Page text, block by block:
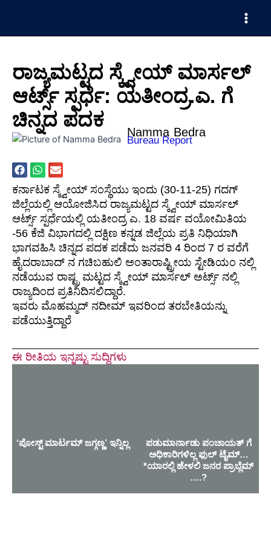
content
Main
ರಾಜ್ಯಮಟ್ಟದ ಸ್ಕ್ವೇಯ್ ಮಾರ್ಸಲ್
ಆರ್ಟ್ಸ್ ಸ್ಪರ್ಧೆ: ಯತೀಂದ್ರ.ಎ. ಗೆ
ಚಿನ್ನದ ಪದಕ
Namma Bedra
Bureau Report
ಕರ್ನಾಟಕ ಸ್ಕ್ವೇಯ್ ಸಂಸ್ಥೆಯು ಇಂದು (30-11-25) ಗದಗ್
ಜಿಲ್ಲೆಯಲ್ಲಿ ಆಯೋಜಿಸಿದ ರಾಜ್ಯಮಟ್ಟದ ಸ್ಕ್ವೇಯ್ ಮಾರ್ಸಲ್
ಆರ್ಟ್ಸ್ ಸ್ಪರ್ಧೆಯಲ್ಲಿ ಯತೀಂದ್ರ ಎ. 18 ವರ್ಷ ವಯೋಮಿತಿಯ
-56 ಕೆಜಿ ವಿಭಾಗದಲ್ಲಿ ದಕ್ಷಿಣ ಕನ್ನಡ ಜಿಲ್ಲೆಯ ಪ್ರತಿ ನಿಧಿಯಾಗಿ
ಭಾಗವಹಿಸಿ ಚಿನ್ನದ ಪದಕ ಪಡೆದು ಜನವರಿ 4 ರಿಂದ 7 ರ ವರೆಗೆ
ಹೈದರಾಬಾದ್ ನ ಗಚಿಬಹುಲಿ ಅಂತಾರಾಷ್ಟ್ರೀಯ ಸ್ಟೇಡಿಯಂ ನಲ್ಲಿ
ನಡೆಯುವ ರಾಷ್ಟ್ರ ಮಟ್ಟದ ಸ್ಕ್ವೇಯ್ ಮಾರ್ಸಲ್ ಅರ್ಟ್ಸ್ ನಲ್ಲಿ
ರಾಜ್ಯದಿಂದ ಪ್ರತಿನಿದಿಸಲಿದ್ದಾರೆ.
ಇವರು ಮೊಹಮ್ಮದ್ ನದೀಮ್ ಇವರಿಂದ ತರಬೇತಿಯನ್ನು
ಪಡೆಯುತ್ತಿದ್ದಾರೆ
ಈ ರೀತಿಯ ಇನ್ನಷ್ಟು ಸುದ್ದಿಗಳು
‘ಪೋಸ್ಟ್ ಮಾರ್ಟಮ್ ಜಗ್ಗಣ್ಣ’ ಇನ್ನಿಲ್ಲ
ಪಡುಮಾರ್ನಾಡು ಪಂಚಾಯತ್ ಗೆ
ಅಧಿಕಾರಿಗಳಿಲ್ಲ ಫುಲ್ ಟೈಮ್…
*ಯಾರಲ್ಲಿ ಹೇಳಲಿ ಜನರ ಪ್ರಾಬ್ಲೆಮ್
….?